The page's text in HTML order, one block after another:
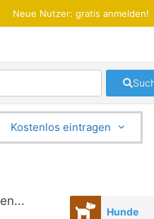
Neue Nutzer: gratis anmelden!
Kostenlos eintragen
Hunde